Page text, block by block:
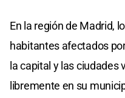
En la región de Madrid,
habitantes afectados
la capital y las ciudades
libremente en su